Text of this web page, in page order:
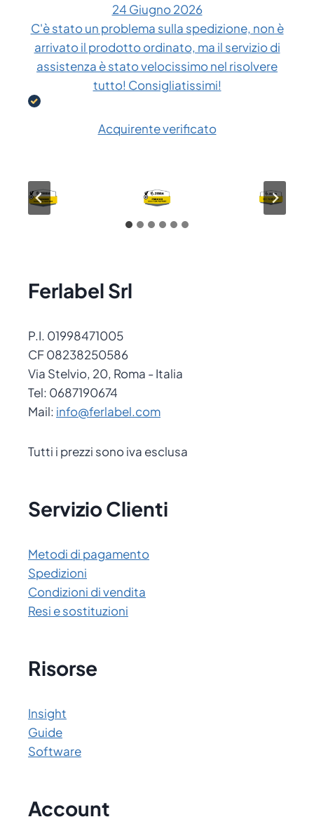
24 Giugno 2026
C'è stato un problema sulla spedizione, non è
arrivato il prodotto ordinato, ma il servizio di
assistenza è stato velocissimo nel risolvere
tutto! Consigliatissimi!
Acquirente verificato
Ferlabel Srl
P.I. 01998471005
CF 08238250586
Via Stelvio, 20, Roma - Italia
Tel: 0687190674
Mail: info@ferlabel.com
Tutti i prezzi sono iva esclusa
Servizio Clienti
Metodi di pagamento
Spedizioni
Condizioni di vendita
Resi e sostituzioni
Risorse
Insight
Guide
Software
Account